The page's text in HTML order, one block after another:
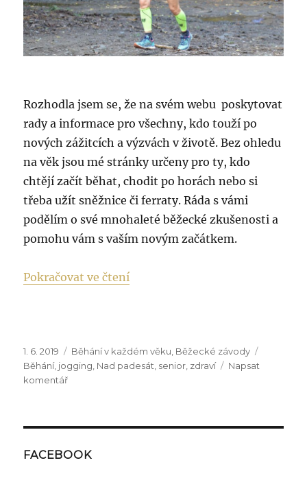
Rozhodla jsem se, že na svém webu poskytovat
rady a informace pro všechny, kdo touží po
nových zážitcích a výzvách v životě. Bez ohledu
na věk jsou mé stránky určeny pro ty, kdo
chtějí začít běhat, chodit po horách nebo si
třeba užít sněžnice či ferraty. Ráda s vámi
podělím o své mnohaleté běžecké zkušenosti a
pomohu vám s vaším novým začátkem.
Pokračovat ve čtení„Jak začít běhat aneb nikdy
Publikováno:
1. 6. 2019 Rubriky:
Běhání v každém věku Běžecké závody
Běhání, jogging Nad padesát senior zdraví
Napsat
komentářpro
začít
FACEBOOK